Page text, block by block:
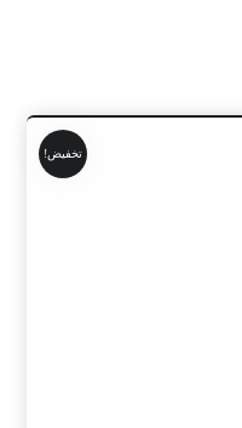
تخفيض!